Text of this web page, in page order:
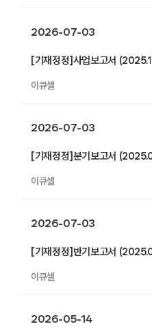
2026-07-03
[기재정정]사업보고서
이큐셀
2026-07-03
[기재정정]분기보고서
이큐셀
2026-07-03
[기재정정]반기보고서
이큐셀
2026-05-14